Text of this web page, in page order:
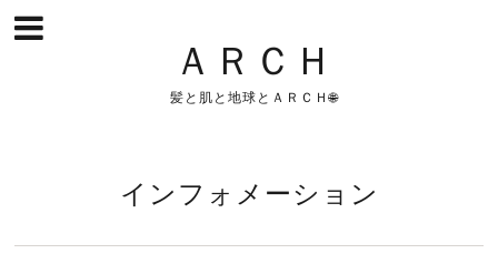
ＡＲＣＨ
髪と肌と地球とＡＲＣＨ🌐
インフォメーション